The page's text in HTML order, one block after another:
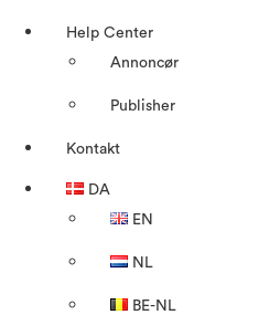
Help Center
Annoncør
Publisher
Kontakt
DA
EN
NL
BE-NL